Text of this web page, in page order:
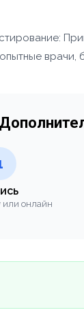
врачи,
или онлайн